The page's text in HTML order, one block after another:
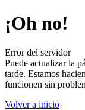
¡Oh no!
Error del servidor
Puede actualizar la
tarde. Estamos
funcionen sin
Volver a inicio